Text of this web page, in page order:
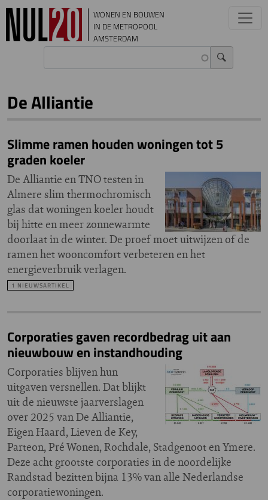
Overslaan en naar de inhoud gaan
WONEN EN BOUWEN
IN DE METROPOOL
AMSTERDAM
De Alliantie
Slimme ramen houden woningen tot 5
graden koeler
De Alliantie en TNO testen in
Almere slim thermochromisch
glas dat woningen koeler houdt
bij hitte en meer zonnewarmte
doorlaat in de winter. De proef moet uitwijzen of de
ramen het wooncomfort verbeteren en het
energieverbruik verlagen.
1 NIEUWSARTIKEL
Corporaties gaven recordbedrag uit aan
nieuwbouw en instandhouding
Corporaties blijven hun
uitgaven versnellen. Dat blijkt
uit de nieuwste jaarverslagen
over 2025 van De Alliantie,
Eigen Haard, Lieven de Key,
Parteon, Pré Wonen, Rochdale, Stadgenoot en Ymere.
Deze acht grootste corporaties in de noordelijke
Randstad bezitten bijna 13% van alle Nederlandse
corporatiewoningen.